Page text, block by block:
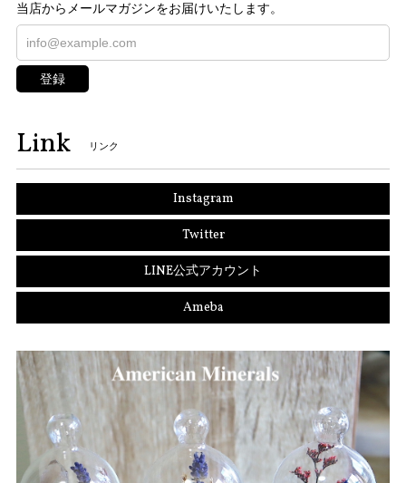
当店からメールマガジンをお届けいたします。
登録
Link リンク
Instagram
Twitter
LINE公式アカウント
Ameba